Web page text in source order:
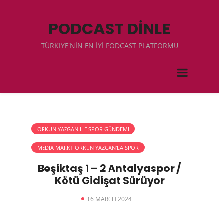
PODCAST DİNLE
TÜRKIYE'NİN EN İYİ PODCAST PLATFORMU
ORKUN YAZGAN ILE SPOR GÜNDEMI
MEDIA MARKT ORKUN YAZGAN'LA SPOR
Beşiktaş 1 – 2 Antalyaspor /
Kötü Gidişat Sürüyor
16 MARCH 2024